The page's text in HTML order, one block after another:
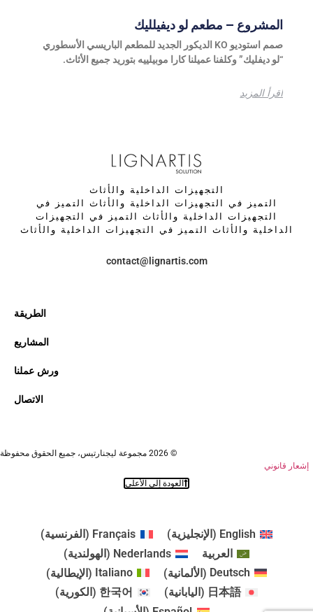
المشروع – مطعم لو ديفيلليك
صمم استوديو KO الديكور الجديد للمطعم الباريسي الأسطوري
“لو ديفليك” وكلفنا عميلنا كارا موبيلييه بتوريد جميع الأثاث.
اقرأ المزيد
التجهيزات الداخلية والأثاث
التميز في التجهيزات الداخلية والأثاث التميز في
التجهيزات الداخلية والأثاث التميز في التجهيزات
الداخلية والأثاث التميز في التجهيزات الداخلية والأثاث
contact@lignartis.com
الطريقة
المشاريع
ورش عملنا
الاتصال
© 2026 مجموعة ليجنارتيس، جميع الحقوق محفوظة
إشعار قانوني
العودة إلى الأعلى
English
(الإنجليزية)
Français
(الفرنسية)
العربية
Nederlands
(الهولندية)
Deutsch
(الألمانية)
Italiano
(الإيطالية)
日本語
(اليابانية)
한국어
(الكورية)